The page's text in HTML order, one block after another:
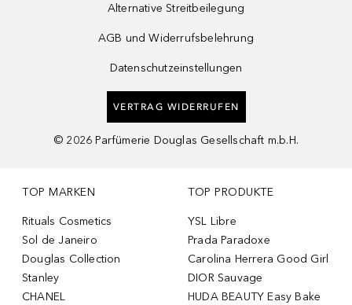
Alternative Streitbeilegung
AGB und Widerrufsbelehrung
Datenschutzeinstellungen
VERTRAG WIDERRUFEN
© 2026 Parfümerie Douglas Gesellschaft m.b.H.
TOP MARKEN
Rituals Cosmetics
Sol de Janeiro
Douglas Collection
Stanley
CHANEL
TOP PRODUKTE
YSL Libre
Prada Paradoxe
Carolina Herrera Good Girl
DIOR Sauvage
HUDA BEAUTY Easy Bake